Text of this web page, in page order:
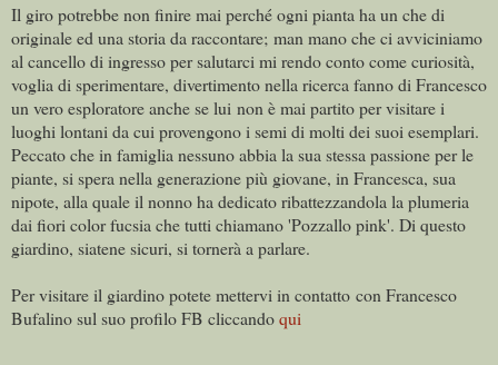
Il giro potrebbe non finire mai perché ogni pianta ha un che di
originale ed una storia da raccontare; man mano che ci avviciniamo
al cancello di ingresso per salutarci mi rendo conto come curiosità,
voglia di sperimentare, divertimento nella ricerca fanno di Francesco
un vero esploratore anche se lui non è mai partito per visitare i
luoghi lontani da cui provengono i semi di molti dei suoi esemplari.
Peccato che in famiglia nessuno abbia la sua stessa passione per le
piante, si spera nella generazione più giovane, in Francesca, sua
nipote, alla quale il nonno ha dedicato ribattezzandola la plumeria
dai fiori color fucsia che tutti chiamano 'Pozzallo pink'. Di questo
giardino, siatene sicuri, si tornerà a parlare.
Per visitare il giardino potete mettervi in contatto con Francesco
Bufalino sul suo profilo FB cliccandoqui